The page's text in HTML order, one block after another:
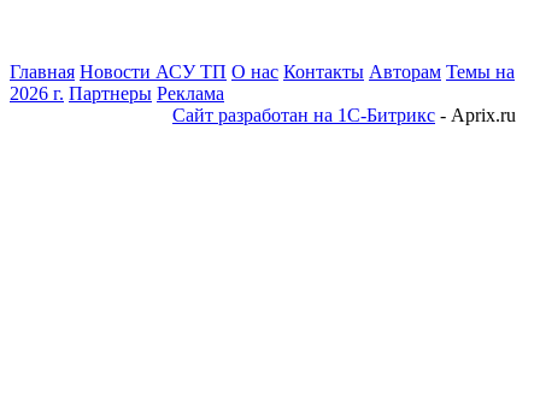
Главная Новости АСУ ТП О нас Контакты Авторам Темы на
2026 г. Партнеры Реклама
Сайт разработан на 1С-Битрикс - Aprix.ru